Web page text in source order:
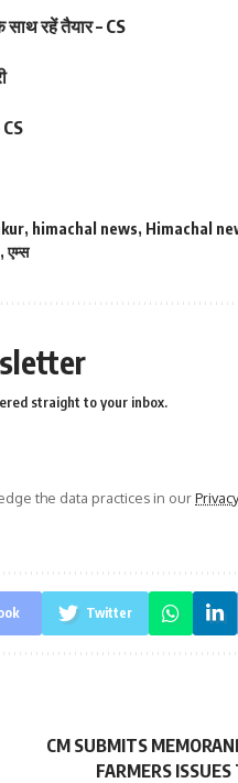
रहें तैयार – CS
, himachal news, Himachal
,एम्स
straight to your inbox.
the data practices in our
Twitter
CM SUBMITS
FARMERS